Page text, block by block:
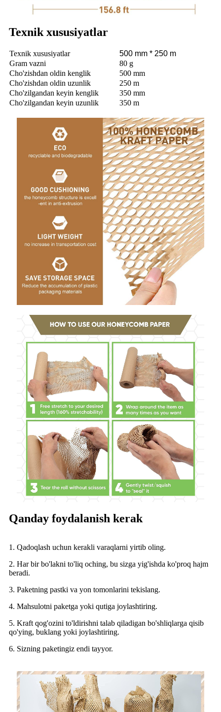
Texnik xususiyatlar
Texnik xususiyatlar
500 mm * 250 m
Gram vazni
80 g
Cho'zishdan oldin kenglik
500 mm
Cho'zishdan oldin uzunlik
250 m
Cho'zilgandan keyin kenglik
350 mm
Cho'zilgandan keyin uzunlik
350 m
Qanday foydalanish kerak
1. Qadoqlash uchun kerakli varaqlarni yirtib oling.
2. Har bir bo'lakni to'liq oching, bu sizga yig'ishda ko'proq hajm
beradi.
3. Paketning pastki va yon tomonlarini tekislang.
4. Mahsulotni paketga yoki qutiga joylashtiring.
5. Kraft qog'ozini to'ldirishni talab qiladigan bo'shliqlarga qisib
qo'ying, buklang yoki joylashtiring.
6. Sizning paketingiz endi tayyor.